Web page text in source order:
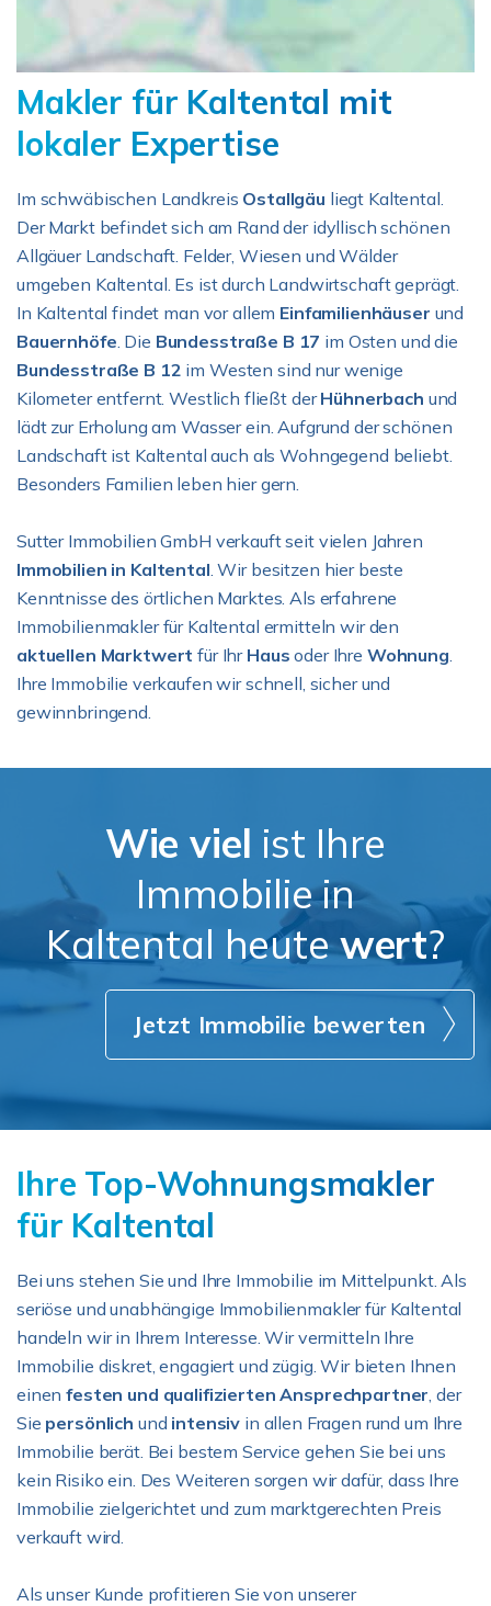
Makler für Kaltental mit
lokaler Expertise
Im schwäbischen Landkreis Ostallgäu liegt Kaltental.
Der Markt befindet sich am Rand der idyllisch schönen
Allgäuer Landschaft. Felder, Wiesen und Wälder
umgeben Kaltental. Es ist durch Landwirtschaft geprägt.
In Kaltental findet man vor allem Einfamilienhäuser und
Bauernhöfe. Die Bundesstraße B 17 im Osten und die
Bundesstraße B 12 im Westen sind nur wenige
Kilometer entfernt. Westlich fließt derHühnerbach und
lädt zur Erholung am Wasser ein. Aufgrund der schönen
Landschaft ist Kaltental auch als Wohngegend beliebt.
Besonders Familien leben hier gern.
Sutter Immobilien GmbH verkauft seit vielen Jahren
Immobilien in Kaltental. Wir besitzen hier beste
Kenntnisse des örtlichen Marktes. Als erfahrene
Immobilienmakler für Kaltental ermitteln wir den
aktuellen Marktwertfür Ihr Hausoder Ihre Wohnung.
Ihre Immobilie verkaufen wir schnell, sicher und
gewinnbringend.
Wie viel ist Ihre
Immobilie in
Kaltental heutewert?
Jetzt Immobilie bewerten
Ihre Top-Wohnungsmakler
für Kaltental
Bei uns stehen Sie und Ihre Immobilie im Mittelpunkt. Als
seriöse und unabhängige Immobilienmakler für Kaltental
handeln wir in Ihrem Interesse. Wir vermitteln Ihre
Immobilie diskret, engagiert und zügig. Wir bieten Ihnen
einenfesten und qualifizierten Ansprechpartner, der
Sie persönlich und intensiv in allen Fragen rund um Ihre
Immobilie berät. Bei bestem Service gehen Sie bei uns
kein Risiko ein. Des Weiteren sorgen wir dafür, dass Ihre
Immobilie zielgerichtet und zum marktgerechten Preis
verkauft wird.
Als unser Kunde profitieren Sie von unserer